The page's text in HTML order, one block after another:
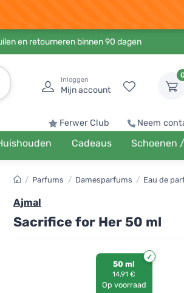
en retourneren binnen 90 dagen
Inloggen
Mijn account
Ferwer Club Neem
Cadeaus Schoenen
/ Parfums / Damesparfums / Eau de
Ajmal
Sacrifice for Her 50 ml
50 ml
14,91 €
Op voorraad